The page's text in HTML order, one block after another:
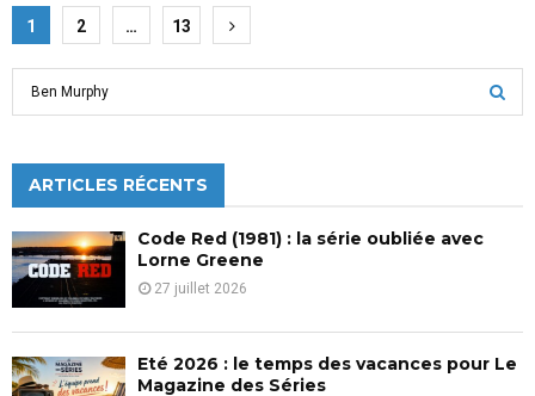
Pagination
des
publications
1 2 … 13
h
f
o
r
:
C
ARTICLES RÉCENTS
Code Red (1981) : la série oubliée avec
Lorne Greene
27 juillet 2026
Eté 2026 : le temps des vacances pour Le
Magazine des Séries